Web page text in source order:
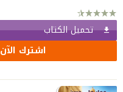
تحميل الكتاب
اشترك الآن